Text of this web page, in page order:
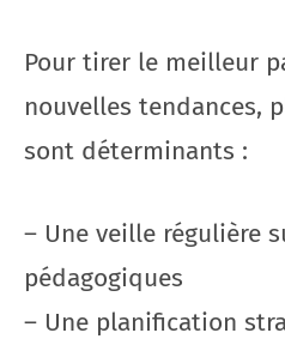
Pour tirer le meilleur
nouvelles tendances,
sont déterminants :
– Une veille régulière
pédagogiques
– Une planification